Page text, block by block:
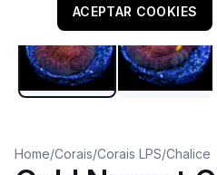
Home/Corais/Corais LPS/Chalice
ACEPTAR COOKIES